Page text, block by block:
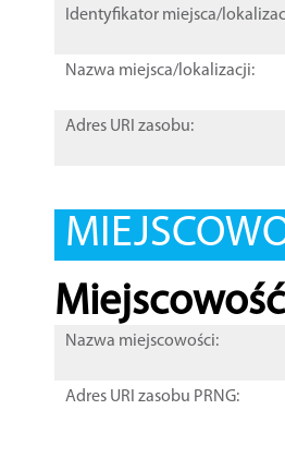
Identyfikator miejsca/
Nazwa miejsca/lokalizacji:
Adres URI zasobu:
Nazwa miejscowości:
Adres URI zasobu PRNG: